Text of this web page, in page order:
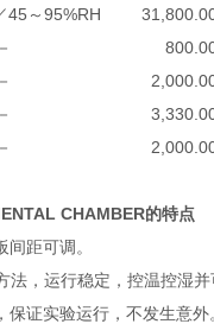
45～95%RH
－
－
－
－
CHAMBER的特点
距可调。
，运行稳定，控温控湿
证实验运行，不发生意外